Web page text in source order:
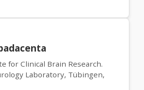
for Clinical Brain Research.
Laboratory, Tübingen,